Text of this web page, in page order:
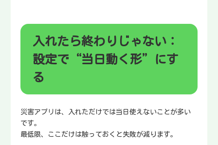
入れたら終わりじゃない：
設定で“当日動く形”にす
る
災害アプリは、入れただけでは当日使えないことが多い
です。
最低限、ここだけは触っておくと失敗が減ります。